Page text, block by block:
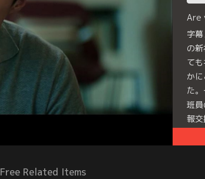
Are
字
の
て
か
た
班
報
Free Related Items